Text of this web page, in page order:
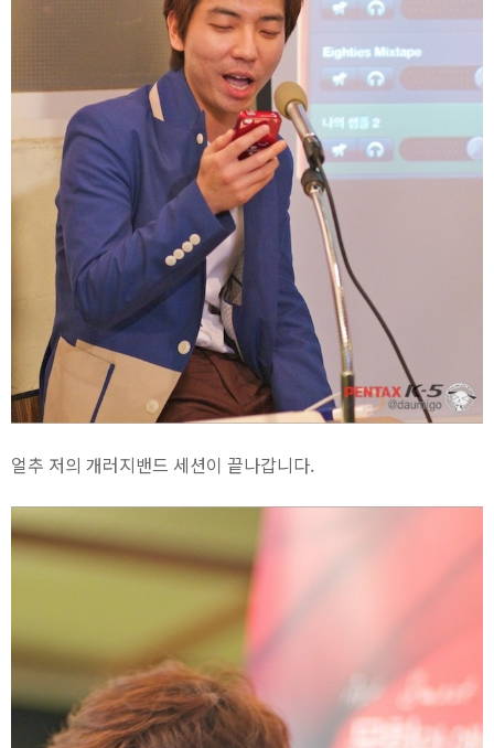
얼추 저의 개러지밴드 세션이 끝나갑니다.